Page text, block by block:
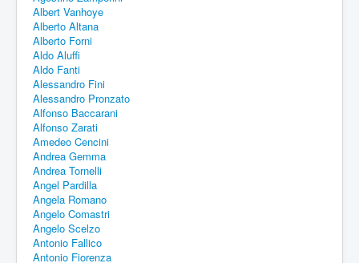
Albert Vanhoye
Alberto Altana
Alberto Forni
Aldo Aluffi
Aldo Fanti
Alessandro Fini
Alessandro Pronzato
Alfonso Baccarani
Alfonso Zarati
Amedeo Cencini
Andrea Gemma
Andrea Tornelli
Angel Pardilla
Angela Romano
Angelo Comastri
Angelo Scelzo
Antonio Fallico
Antonio Fiorenza